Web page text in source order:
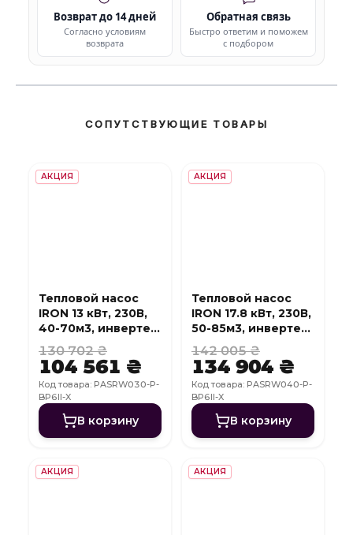
Возврат до 14 дней
Согласно условиям
возврата
Обратная связь
Быстро ответим и поможем
с подбором
СОПУТСТВУЮЩИЕ ТОВАРЫ
АКЦИЯ
Тепловой насос
IRON 13 кВт, 230В,
40-70м3, инвертер,
с охлаждением,
WI-FI
130 702 ₴
104 561 ₴
Код товара: PASRW030-P-
BP6II-X
В корзину
АКЦИЯ
Тепловой насос
IRON 17.8 кВт, 230В,
50-85м3, инвертер,
с охлаждением,
WI-FI
142 005 ₴
134 904 ₴
Код товара: PASRW040-P-
BP6II-X
В корзину
АКЦИЯ АКЦИЯ